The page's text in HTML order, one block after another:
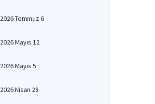
2026 Temmuz 6
2026 Mayıs 12
2026 Mayıs 5
2026 Nisan 28